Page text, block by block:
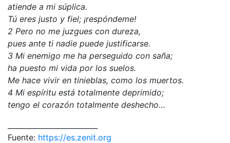
atiende a mi súplica.
Tú eres justo y fiel; ¡respóndeme!
2 Pero no me juzgues con dureza,
pues ante ti nadie puede justificarse.
3 Mi enemigo me ha perseguido con saña;
ha puesto mi vida por los suelos.
Me hace vivir en tinieblas, como los muertos.
4 Mi espíritu está totalmente deprimido;
tengo el corazón totalmente deshecho…
Fuente: https://es.zenit.org